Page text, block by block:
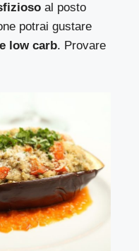
al posto
potrai gustare
low carb. Provare